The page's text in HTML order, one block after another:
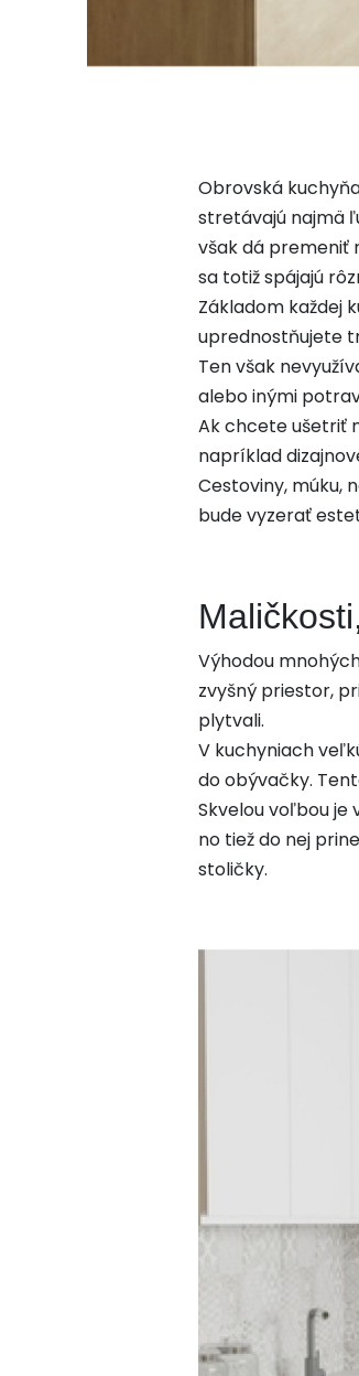
Obrovská
stretávajú najmä
však dá premeniť
sa totiž spájajú
Základom každej
uprednostňujete
Ten však
alebo inými
Ak chcete ušetriť
napríklad
Cestoviny, múku,
bude vyzerať
Výhodou
zvyšný priestor,
plytvali.
V kuchyniach
do obývačky.
Skvelou voľbou je
no tiež do nej
stoličky.